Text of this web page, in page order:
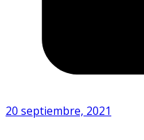
20 septiembre, 2021